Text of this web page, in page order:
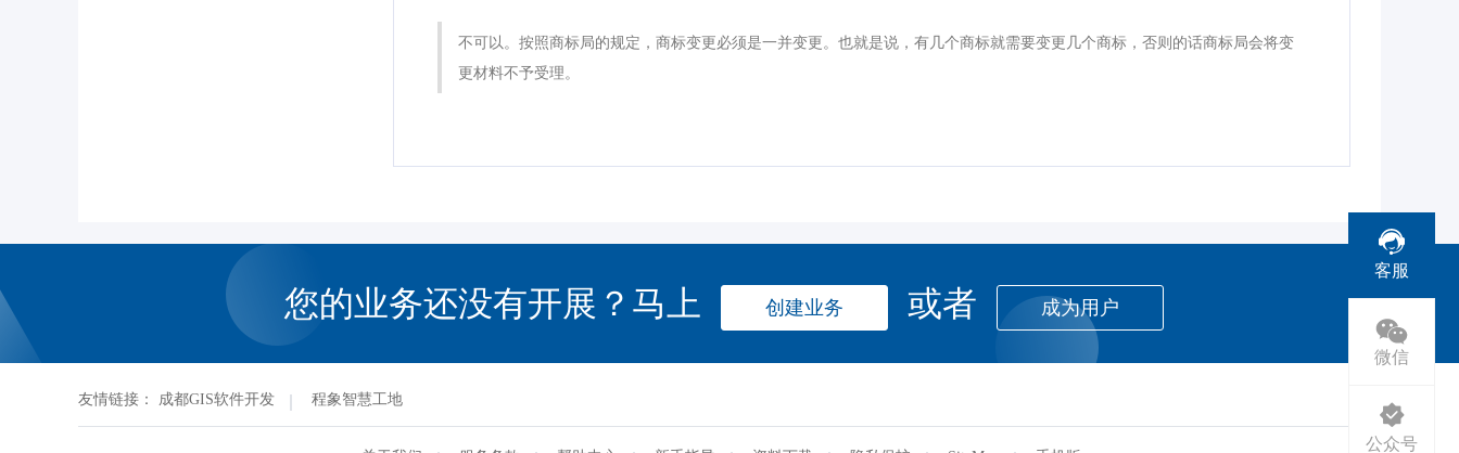
不可以。按照商标局的规定，商标变更必须是一并变更。也就是说，有几个商标就需要变更几个商标，否则的话商标局会将变
更材料不予受理。
您的业务还没有开展？马上 创建业务 或者 成为用户
友情链接： 成都GIS软件开发 程象智慧工地
客服
微信
公众号